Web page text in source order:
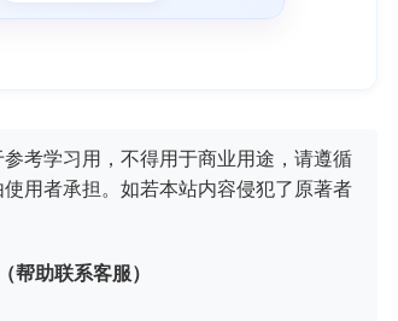
考学习用，不得用于商业用途，请遵循
用者承担。如若本站内容侵犯了原著者
帮助联系客服）